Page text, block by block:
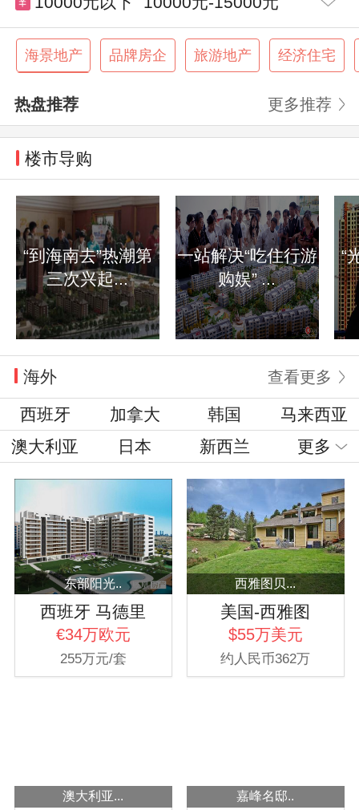
15000元-20000元 20000元-30000元
海景地产 品牌房企 旅游地产
经济住宅
热盘推荐 更多推荐
楼市导购
“到海南去”热潮第
三次兴起...
一站解决“吃住行游
购娱” ...
“
海外 查看更多
西班牙 加拿大 韩国
马来西亚
澳大利亚
日本 新西兰 更多
东部阳光..
西班牙 马德里
€34万欧元
255万元/套
西雅图贝...
美国-西雅图
$55万美元
约人民币362万
澳大利亚... 嘉峰名邸..